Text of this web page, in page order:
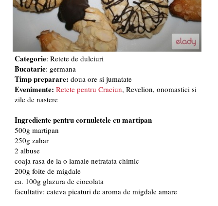
Categorie: Retete de dulciuri
Bucatarie: germana
Timp preparare: doua ore si jumatate
Evenimente: Retete pentru Craciun, Revelion, onomastici si
zile de nastere
Ingrediente pentru cornuletele cu martipan
500g martipan
250g zahar
2 albuse
coaja rasa de la o lamaie netratata chimic
200g foite de migdale
ca. 100g glazura de ciocolata
facultativ: cateva picaturi de aroma de migdale amare